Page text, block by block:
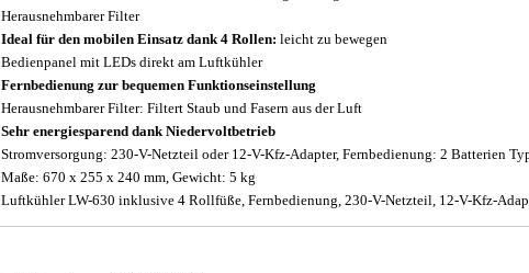
Herausnehmbarer Filter
Ideal für den mobilen Einsatz dank 4 Rollen: leicht zu bewegen
Bedienpanel mit LEDs direkt am Luftkühler
Fernbedienung zur bequemen Funktionseinstellung
Herausnehmbarer Filter: Filtert Staub und Fasern aus der Luft
Sehr energiesparend dank Niedervoltbetrieb
Stromversorgung: 230-V-Netzteil oder 12-V-Kfz-Adapter, Fernbedienung: 2 Batterien
Maße: 670 x 255 x 240 mm, Gewicht: 5 kg
Luftkühler LW-630 inklusive 4 Rollfüße, Fernbedienung, 230-V-Netzteil, 12-V-Kfz-